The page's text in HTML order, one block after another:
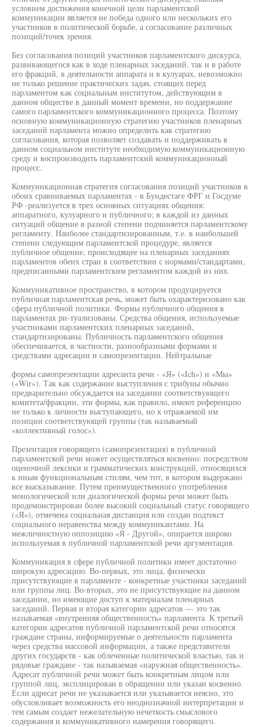
условием достижения конечной цели парламентской
коммуникации является не победа одного или нескольких его
участников в политической борьбе, а согласование различных
позиций/точек зрения.
Без согласования позиций участников парламентского дискурса,
развивающегося как в ходе пленарных заседаний, так и в работе
его фракций, в деятельности аппарата и в кулуарах, невозможно
не только решение практических задач, стоящих перед
парламентом как социальным институтом, действующим в
данном обществе в данный момент времени, но поддержание
самого парламентского коммуникационного процесса. Поэтому
основную коммуникационную стратегию участников пленарных
заседаний парламента можно определить как стратегию
согласования, которая позволяет создавать и поддерживать в
данном социальном институте необходимую коммуникационную
среду и воспроизводить парламентский коммуникационный
процесс.
Коммуникационная стратегия согласования позиций участников в
обоих сравниваемых парламентах - в Бундестаге ФРГ и Госдуме
РФ -реализуется в трех основных ситуациях общения:
аппаратного, кулуарного и публичного; в каждой из данных
ситуаций общение в разной степени подчиняется парламентскому
регламенту. Наиболее стандартизированным, т.е. в наибольшей
степени следующим парламентской процедуре, является
публичное общение, происходящее на пленарных заседаниях
парламентов обеих стран в соответствии с нормами/стандартами,
предписанными парламентским регламентом каждой из них.
Коммуникативное пространство, в котором продуцируется
публичная парламентская речь, может быть охарактеризовано как
сфера публичной политики. Формы публичного общения в
парламентах ри-туализованы. Средства общения, используемые
участниками парламентских пленарных заседаний,
стандартизированы. Публичность парламентского общения
обеспечивается, в частности, разнообразными формами и
средствами адресации и самопрезентации. Нейтральные
формы самопрезентации адресанта речи - «Я» («Ich») и «Мы»
(«Wir»). Так как содержание выступления с трибуны обычно
предварительно обсуждается на заседании соответствующего
комитета/фракции, эти формы, как правило, имеют референцию
не только к личности выступающего, но к отражаемой им
позиции соответствующей группы (так называемый
«коллективный голос»).
Презентация говорящего (самопрезентация) в публичной
парламентской речи может осуществляться косвенно: посредством
оценочной лексики и грамматических конструкций, относящихся
к иным функциональным стилям, чем тот, в котором выдержано
все высказывание. Путем преимущественного употребления
монологической или диалогической формы речи может быть
продемонстрирован более высокий социальный статус говорящего
(«Я»), отмечена социальная дистанция или создан подтекст
социального неравенства между коммуникантами. На
межличностную оппозицию «Я - Другой», опирается широко
используемая в публичной парламентской речи аргументация.
Коммуникация в сфере публичной политики имеет достаточно
широкую адресацию. Во-первых, это лица, физически
присутствующие в парламенте - конкретные участники заседаний
или группы лиц. Во-вторых, это не присутствующие на данном
заседании, но имеющие доступ к материалам пленарных
заседаний. Первая и вторая категории адресатов — это так
называемая «внутренняя общественность» парламента. К третьей
категории адресатов публичной парламентской речи относятся
граждане страны, информируемые о деятельности парламента
через средства массовой информации, а также представители
других государств - как облеченные политической властью, так и
рядовые граждане - так называемая «наружная общественность».
Адресат публичной речи может быть конкретным лицом или
группой лиц, эксплицирован в обращении или указан косвенно.
Если адресат речи не указывается или указывается неясно, это
обусловливает возможность его неоднозначной интерпретации и
тем самым создает нежелательную нечеткость смыслового
содержания и коммуникативного намерения говорящего.